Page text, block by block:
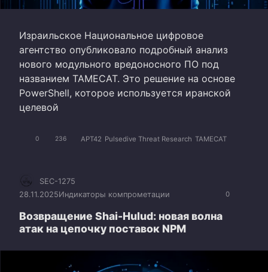
Израильское Национальное цифровое
агентство опубликовало подробный анализ
нового модульного вредоносного ПО под
названием TAMECAT. Это решение на основе
PowerShell, которое используется иранской
целевой
0 236 APT42 Pulsedive Threat Research TAMECAT
0
SEC-1275
28.11.2025Индикаторы компрометации
Возвращение Shai-Hulud: новая волна
атак на цепочку поставок NPM